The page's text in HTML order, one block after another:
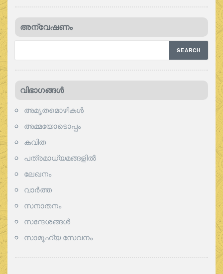
അന്വേഷണം
വിഭാഗങ്ങള്‍
അമൃതമൊഴികള്‍
അമ്മയോടൊപ്പം
കവിത
പത്രമാധ്യമങ്ങളില്‍
ലേഖനം
വാര്‍ത്ത
സനാതനം
സന്ദേശങ്ങൾ
സാമൂഹ്യ സേവനം